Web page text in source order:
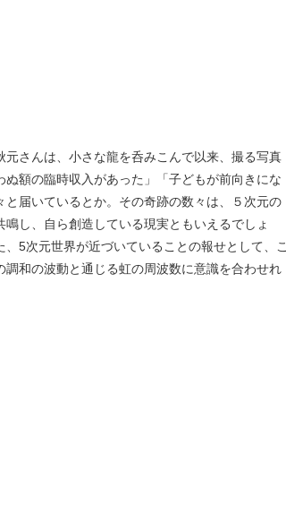
さんは、小さな龍を呑みこんで以来、撮る写真
額の臨時収入があった」「子どもが前向きにな
届いているとか。その奇跡の数々は、５次元の
し、自ら創造している現実ともいえるでしょ
5次元世界が近づいていることの報せとして、こ
和の波動と通じる虹の周波数に意識を合わせれ